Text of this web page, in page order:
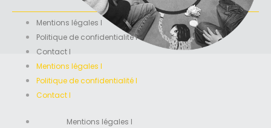
Mentions légales I
Politique de confidentialité I
Contact I
Mentions légales I
Politique de confidentialité I
Contact I
Mentions légales I